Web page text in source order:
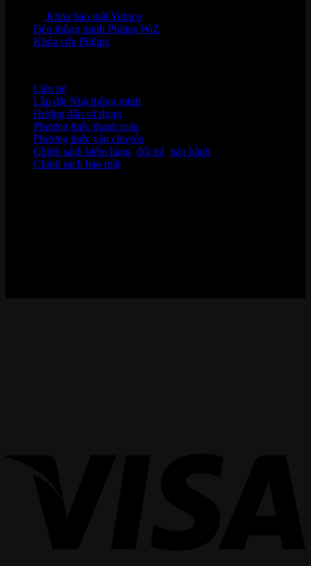
Khóa bảo mật Yubico
Đèn thông minh Philips WiZ
Khóa cửa Philips
Liên hệ
Lắp đặt Nhà thông minh
Hướng dẫn sử dụng
Phương thức thanh toán
Phương thức vận chuyển
Chính sách kiểm hàng đổi trả bảo hành
Chính sách bảo mật